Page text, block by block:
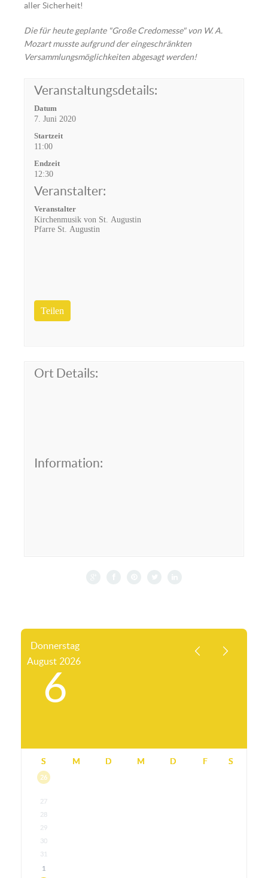
aller Sicherheit!
Die für heute geplante "Große Credomesse" von W. A.
Mozart musste aufgrund der eingeschränkten
Versammlungsmöglichkeiten abgesagt werden!
Veranstaltungsdetails:
Datum
7. Juni 2020
Startzeit
11:00
Endzeit
12:30
Veranstalter:
Veranstalter
Kirchenmusik von St. Augustin
Pfarre St. Augustin
Teilen
Ort Details:
Information:
Donnerstag
August 2026
6
S M D M D F S
26
27
28
29
30
31
1